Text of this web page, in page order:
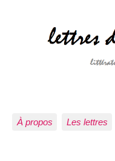
À propos Les lettres